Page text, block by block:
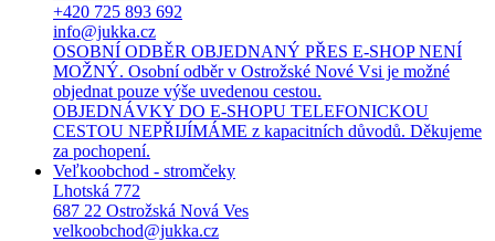
+420 725 893 692
info@jukka.cz
OSOBNÍ ODBĚR OBJEDNANÝ PŘES E-SHOP NENÍ
MOŽNÝ. Osobní odběr v Ostrožské Nové Vsi je možné
objednat pouze výše uvedenou cestou.
OBJEDNÁVKY DO E-SHOPU TELEFONICKOU
CESTOU NEPŘIJÍMÁME z kapacitních důvodů. Děkujeme
za pochopení.
Veľkoobchod - stromčeky
Lhotská 772
687 22 Ostrožská Nová Ves
velkoobchod@jukka.cz